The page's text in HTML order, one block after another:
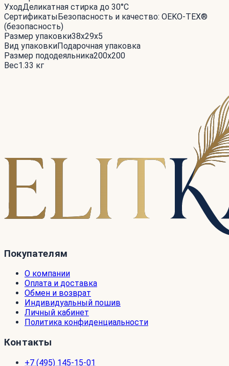
УходДеликатная стирка до 30°С
СертификатыБезопасность и качество: OEKO-TEX®
(безопасность)
Размер упаковки38x29x5
Вид упаковкиПодарочная упаковка
Размер пододеяльника200x200
Вес1.33 кг
Покупателям
О компании
Оплата и доставка
Обмен и возврат
Индивидуальный пошив
Личный кабинет
Политика конфиденциальности
Контакты
+7 (495) 145-15-01